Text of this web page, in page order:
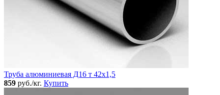
Труба алюминиевая Д16 т 42х1,5
859 руб./кг. Купить